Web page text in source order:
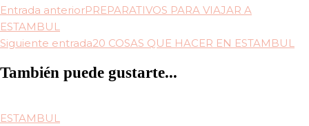
Navegación
de
entradas
Entrada anteriorPREPARATIVOS PARA VIAJAR A
ESTAMBUL
Siguiente entrada20 COSAS QUE HACER EN ESTAMBUL
También puede gustarte...
ESTAMBUL